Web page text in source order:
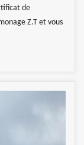
de
Z.T et vous